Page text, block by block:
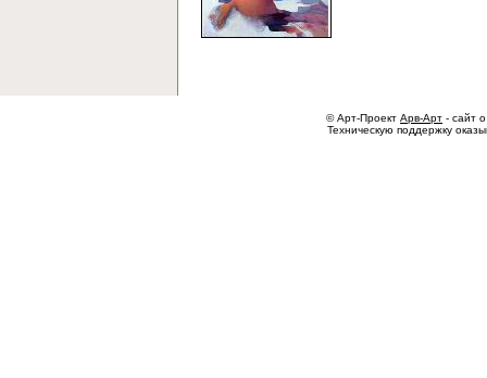
© Арт-Проект Арв-Арт - сайт
Техническую поддержку